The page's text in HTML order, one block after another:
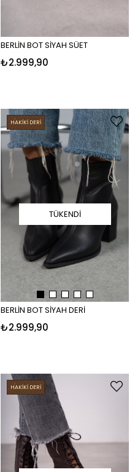
BERLİN BOT SİYAH SÜET
₺2.999,90
TÜKENDI
BERLİN BOT SİYAH DERİ
₺2.999,90
HAKİKİ DERİ
HAKİKİ DERİ